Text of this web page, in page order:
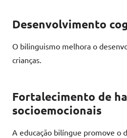
Desenvolvimento
O bilinguismo melhora o
crianças.
Fortalecimento de
socioemocionais
A educação bilíngue promove o